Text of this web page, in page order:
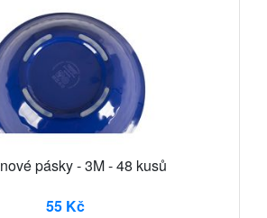
pásky - 3M - 48 kusů
55 Kč